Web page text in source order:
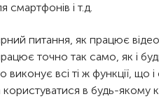
і т.д.
питання, як працює
точно так само, як і
всі ті ж функції, що
в будь-якому